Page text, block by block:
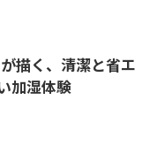
描く、清潔と省エ
加湿体験